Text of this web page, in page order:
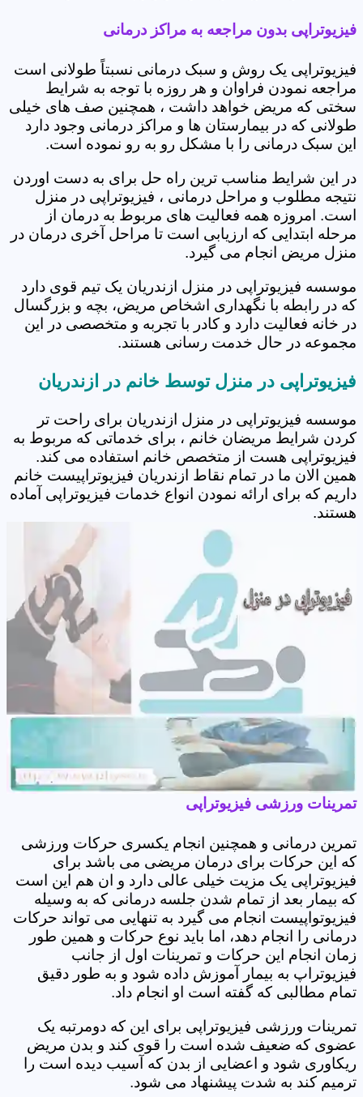
فیزیوتراپی بدون مراجعه به مراکز درمانی
فیزیوتراپی یک روش و سبک درمانی نسبتاً طولانی است
مراجعه نمودن فراوان و هر روزه با توجه به شرایط
سختی که مریض خواهد داشت ، همچنین صف های خیلی
طولانی که در بیمارستان ها و مراکز درمانی وجود دارد
این سبک درمانی را با مشکل رو به رو نموده است.
در این شرایط مناسب ترین راه حل برای به دست اوردن
نتیجه مطلوب و مراحل درمانی ، فیزیوتراپی در منزل
است. امروزه همه فعالیت های مربوط به درمان از
مرحله ابتدایی که ارزیابی است تا مراحل آخری درمان در
منزل مریض انجام می گیرد.
موسسه فیزیوتراپی در منزل ازندریان یک تیم قوی دارد
که در رابطه با نگهداری اشخاص مریض، بچه و بزرگسال
در خانه فعالیت دارد و کادر با تجربه و متخصصی در این
مجموعه در حال خدمت رسانی هستند.
فیزیوتراپی در منزل توسط خانم در ازندریان
موسسه فیزیوتراپی در منزل ازندریان برای راحت تر
کردن شرایط مریضان خانم ، برای خدماتی که مربوط به
فیزیوتراپی هست از متخصص خانم استفاده می کند.
همین الان ما در تمام نقاط ازندریان فیزیوتراپیست خانم
داریم که برای ارائه نمودن انواع خدمات فیزیوتراپی آماده
هستند.
تمرینات ورزشی فیزیوتراپی
تمرین درمانی و همچنین انجام یکسری حرکات ورزشی
که این حرکات برای درمان مریضی می باشد برای
فیزیوتراپی یک مزیت خیلی عالی دارد و ان هم این است
که بیمار بعد از تمام شدن جلسه درمانی که به وسیله
فیزیوتواپیست انجام می گیرد به تنهایی می تواند حرکات
درمانی را انجام دهد، اما باید نوع حرکات و همین طور
زمان انجام این حرکات و تمرینات اول از جانب
فیزیوتراپ به بیمار آموزش داده شود و به طور دقیق
تمام مطالبی که گفته است او انجام داد.
تمرینات ورزشی فیزیوتراپی برای این که دومرتبه یک
عضوی که ضعیف شده است را قوی کند و بدن مریض
ریکاوری شود و اعضایی از بدن که آسیب دیده است را
ترمیم کند به شدت پیشنهاد می شود.